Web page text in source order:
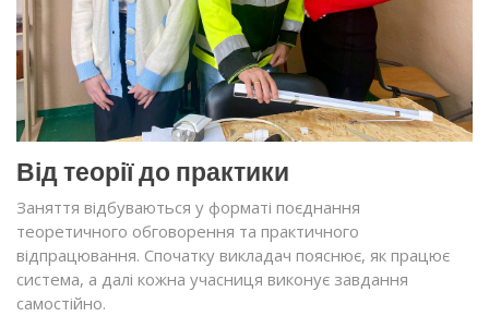
Від теорії до практики
Заняття відбуваються у форматі поєднання
теоретичного обговорення та практичного
відпрацювання. Спочатку викладач пояснює, як працює
система, а далі кожна учасниця виконує завдання
самостійно.